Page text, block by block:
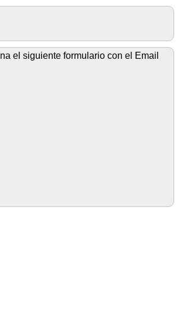
el siguiente formulario con el Email